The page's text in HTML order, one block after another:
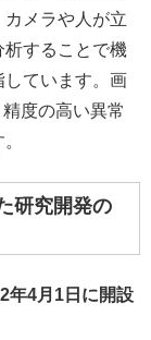
メラや人が立
析することで機
ています。画
度の高い異常
研究開発の
年4月1日に開設